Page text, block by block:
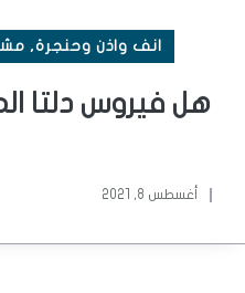
انف واذن وحنجرة,
هل فيروس دلتا
أغسطس 8, 2021